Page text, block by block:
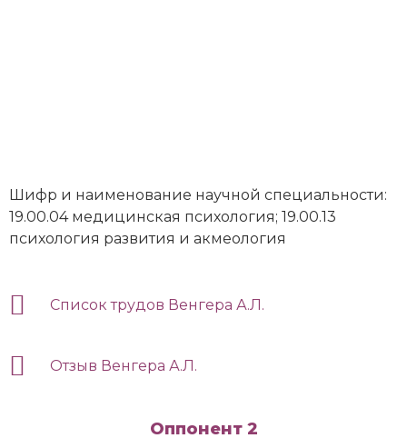
Шифр и наименование научной специальности:
19.00.04 медицинская психология; 19.00.13
психология развития и акмеология
Список трудов Венгера А.Л.
Отзыв Венгера А.Л.
Оппонент 2